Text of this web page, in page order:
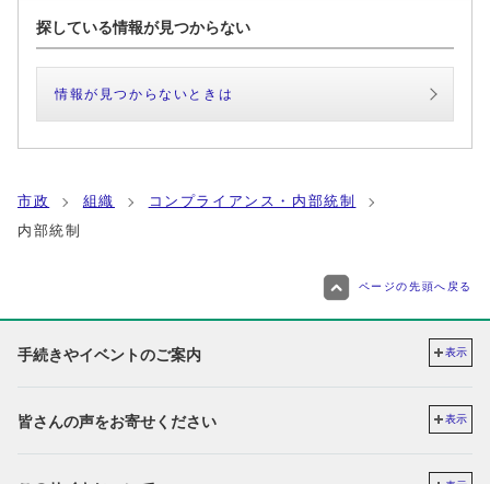
探している情報が見つからない
情報が見つからないときは
市政 組織
コンプライアンス・内部統制
内部統制
ページの先頭へ戻る
手続きやイベントのご案内 表示
皆さんの声をお寄せください 表示